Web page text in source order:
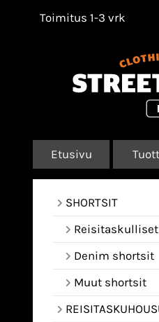
Toimitus 1-3 vrk
Etusivu
SHORTSIT
Denim shortsit
Muut shortsit